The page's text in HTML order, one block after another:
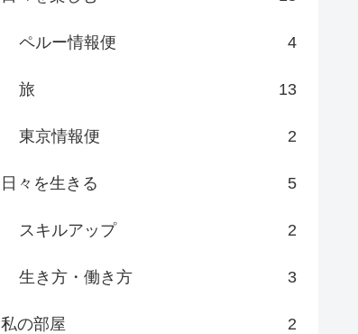
ペルー情報便 4
旅 13
東京情報便 2
日々を生きる 5
スキルアップ 2
生き方・働き方 3
私の部屋 2